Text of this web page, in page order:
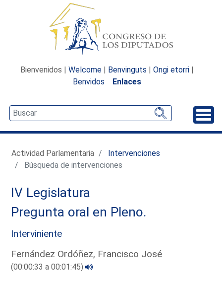
Bienvenidos | Welcome | Benvinguts | Ongi etorri |
Benvidos
Enlaces
Actividad Parlamentaria
Intervenciones
Búsqueda de intervenciones
IV Legislatura
Pregunta oral en Pleno.
Interviniente
Fernández Ordóñez, Francisco José
(00:00:33 a 00:01:45)